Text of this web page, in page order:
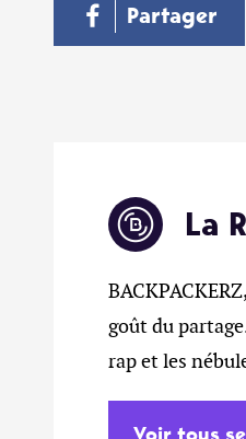
Partager
La
goût du
rap et les